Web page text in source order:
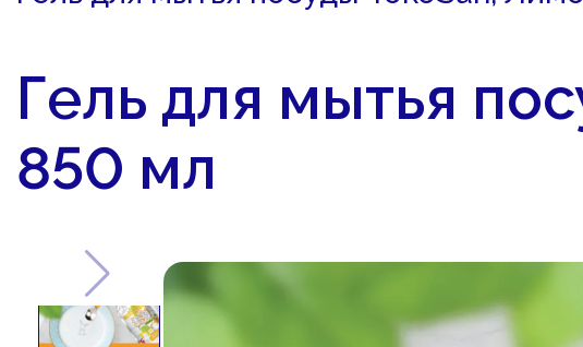
Гель для мытья
850 мл